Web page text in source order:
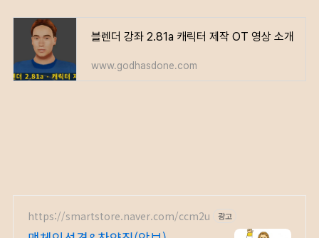
블렌더 강좌 2.81a 캐릭터 제작 OT 영상 소개
www.godhasdone.com
https://smartstore.naver.com/ccm2u 광고